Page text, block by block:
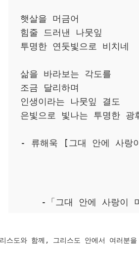
햇살을 머금어
힘줄 드러낸 나뭇잎
투명한 연둣빛으로 비치네
삶을 바라보는 각도를
조금 달리하며
인생이라는 나뭇잎 결도
은빛으로 빛나는 투명한 광
- 류해욱 [그대 안에 사랑
-「그대 안에 사랑이
스도와 함께, 그리스도 안에서 여러분